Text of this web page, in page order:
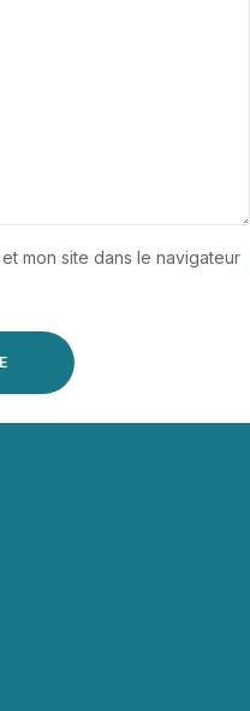
mon site dans le navigateur